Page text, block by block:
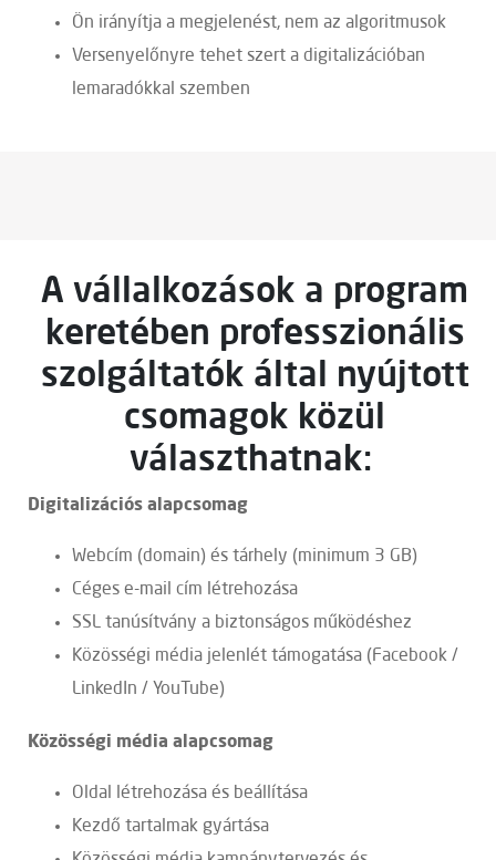
Ön irányítja a megjelenést, nem az algoritmusok
Versenyelőnyre tehet szert a digitalizációban
lemaradókkal szemben
A vállalkozások a program
keretében professzionális
szolgáltatók által nyújtott
csomagok közül
választhatnak:
Digitalizációs alapcsomag
Webcím (domain) és tárhely (minimum 3 GB)
Céges e-mail cím létrehozása
SSL tanúsítvány a biztonságos működéshez
Közösségi média jelenlét támogatása (Facebook /
LinkedIn / YouTube)
Közösségi média alapcsomag
Oldal létrehozása és beállítása
Kezdő tartalmak gyártása